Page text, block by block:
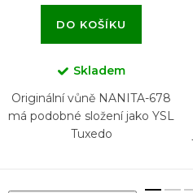
DO KOŠÍKU
Skladem
Originální vůně NANITA-678
má podobné složení jako YSL
Tuxedo